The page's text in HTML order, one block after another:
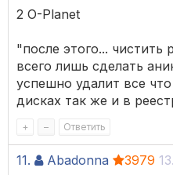
2 O-Planet
"после этого...
всего лишь сделать
успешно удалит все
дисках так же и в
+ – Ответить
11. Abadonna 3979